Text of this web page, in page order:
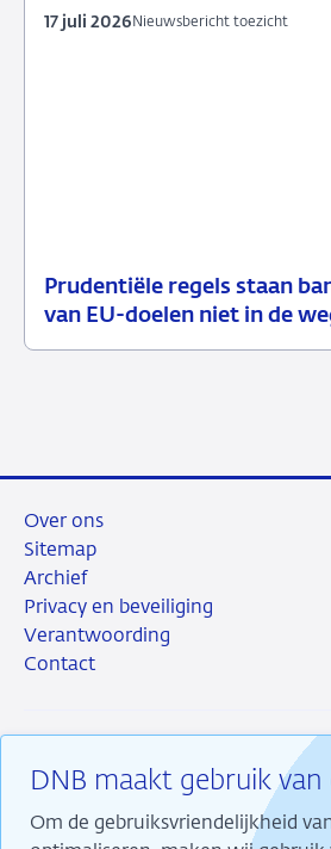
Prudentiële regels staan
van EU-doelen niet in de
17
Nieuwsbericht
Nieuwsbericht toezicht
17 juli 2026
DNB maakt gebruik van
Om de gebruiksvriendelijkheid
Over ons
Sitemap
Archief
Privacy en beveiliging
Verantwoording
Contact
RSS Instagram